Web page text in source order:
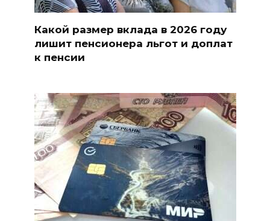
Какой размер вклада в 2026 году
лишит пенсионера льгот и доплат
к пенсии